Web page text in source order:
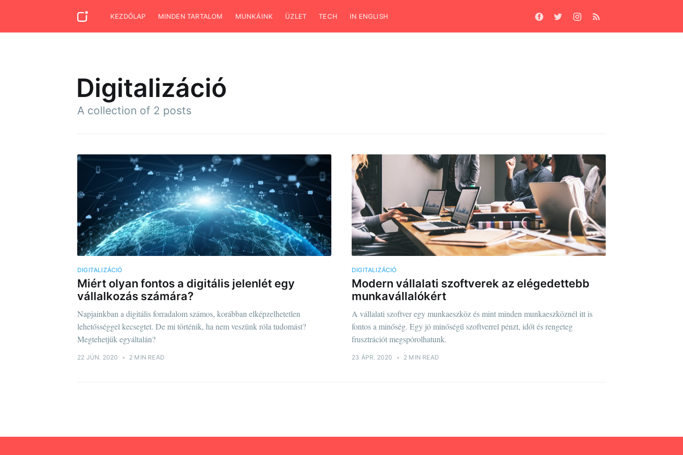
KEZDŐLAP MINDEN TARTALOM MUNKÁINK ÜZLET TECH IN ENGLISH
Digitalizáció
A collection of 2 posts
DIGITALIZÁCIÓ
Miért olyan fontos a digitális jelenlét egy
vállalkozás számára?
Napjainkban a digitális forradalom számos, korábban elképzelhetetlen
lehetősséggel kecsegtet. De mi történik, ha nem veszünk róla tudomást?
Megtehetjük egyáltalán?
22 JÚN. 2020 • 2 MIN READ
DIGITALIZÁCIÓ
Modern vállalati szoftverek az elégedettebb
munkavállalókért
A vállalati szoftver egy munkaeszköz és mint minden munkaeszköznél itt is
fontos a minőség. Egy jó minőségű szoftverrel pénzt, időt és rengeteg
frusztrációt megspórolhatunk.
23 ÁPR. 2020 • 2 MIN READ